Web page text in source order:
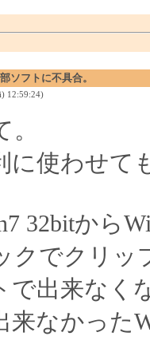
ソフトに不具合。
12:59:24)
に使わせて
32bitから
クでクリ
で出来なく
来なかった